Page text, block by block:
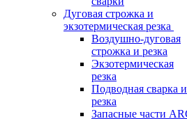
Дуговая строжка и
экзотермическая резка
Воздушно-дуговая
строжка и резка
Экзотермическая
резка
Подводная сварка и
резка
Запасные части